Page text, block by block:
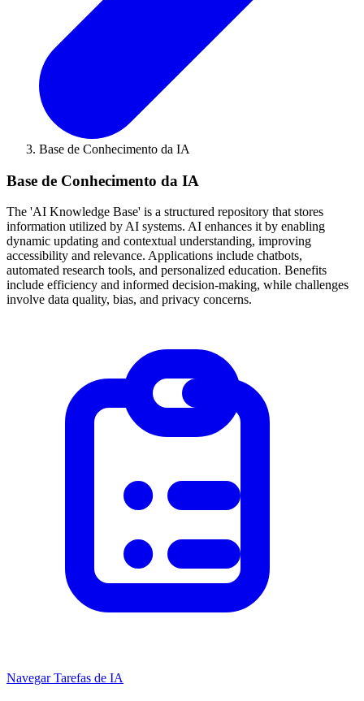
Base de Conhecimento da IA
Base de Conhecimento da IA
The 'AI Knowledge Base' is a structured repository that stores
information utilized by AI systems. AI enhances it by enabling
dynamic updating and contextual understanding, improving
accessibility and relevance. Applications include chatbots,
automated research tools, and personalized education. Benefits
include efficiency and informed decision-making, while challenges
involve data quality, bias, and privacy concerns.
Navegar Tarefas de IA